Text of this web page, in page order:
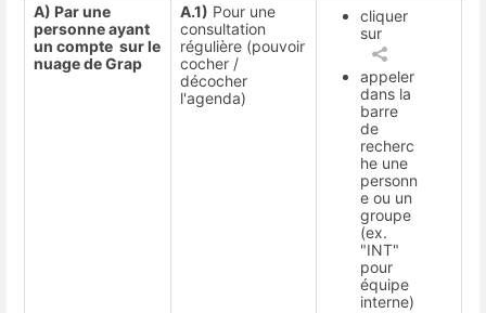
A) Par une
personne ayant
un compte sur le
nuage de Grap
A.1) Pour une
consultation
régulière (pouvoir
cocher /
décocher
l'agenda)
cliquer
sur
appeler
dans la
barre
de
recherc
he une
personn
e ou un
groupe
(ex.
"INT"
pour
équipe
interne)